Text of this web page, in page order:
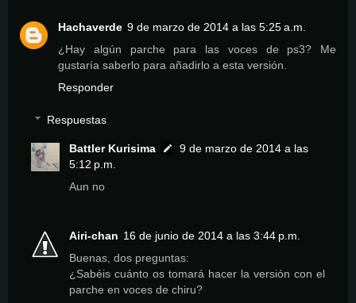
Hachaverde 9 de marzo de 2014 a las 5:25 a.m.
¿Hay algún parche para las voces de ps3? Me
gustaría saberlo para añadirlo a esta versión.
Responder
Respuestas
Battler Kurisima
9 de marzo de 2014 a las
5:12 p.m.
Aun no
Airi-chan 16 de junio de 2014 a las 3:44 p.m.
Buenas, dos preguntas:
¿Sabéis cuánto os tomará hacer la versión con el
parche en voces de chiru?